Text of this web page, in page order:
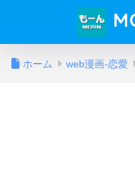
ホーム web漫画-恋愛